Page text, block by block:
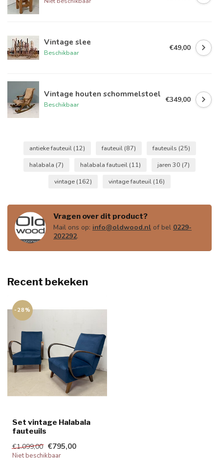
Vintage slee
Beschikbaar
€49,00
Vintage houten schommelstoel
Beschikbaar
€349,00
antieke fauteuil (12) fauteuil (87) fauteuils (25)
halabala (7) halabala fautueil (11) jaren 30 (7)
vintage (162) vintage fauteuil (16)
Vragen over dit product?
Mail ons op: info@oldwood.nl of bel 0229-
202292.
Recent bekeken
-28%
Set vintage Halabala
fauteuils
€1.099,00 €795,00
Niet beschikbaar